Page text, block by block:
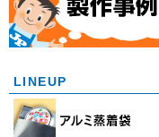
LINEUP